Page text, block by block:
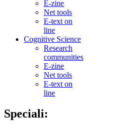
E-zine
Net tools
E-text on
line
Cognitive Science
Research
communities
E-zine
Net tools
E-text on
line
Speciali: